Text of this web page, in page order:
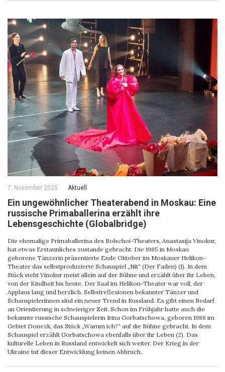
7. November 2025 Aktuell
Ein ungewöhnlicher Theaterabend in Moskau: Eine
russische Primaballerina erzählt ihre
Lebensgeschichte (Globalbridge)
Die ehemalige Primaballerina des Bolschoi-Theaters, Anastasija Vinokur,
hat etwas Erstaunliches zustande gebracht. Die 1985 in Moskau
geborene Tänzerin präsentierte Ende Oktober im Moskauer Helikon-
Theater das selbstproduzierte Schauspiel „Nit“ (Der Faden) (1). In dem
Stück steht Vinokur meist allein auf der Bühne und erzählt über ihr Leben,
von der Kindheit bis heute. Der Saal im Helikon-Theater war voll, der
Applaus lang und herzlich. Selbstreflexionen bekannter Tänzer und
Schauspielerinnen sind ein neuer Trend in Russland. Es gibt einen Bedarf
an Orientierung in schwieriger Zeit. Schon im Frühjahr hatte auch die
bekannte russische Schauspielerin Irina Gorbatschowa, geboren 1988 im
Gebiet Donezk, das Stück „Warum ich?“ auf die Bühne gebracht. In dem
Schauspiel erzählt Gorbatschowa ebenfalls über ihr Leben (2). Das
kulturelle Leben in Russland entwickelt sich weiter. Der Krieg in der
Ukraine tut dieser Entwicklung keinen Abbruch.